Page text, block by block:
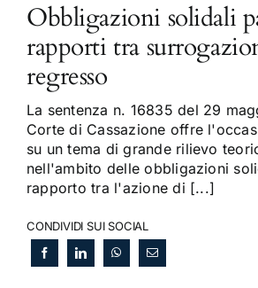
Obbligazioni solidali
rapporti tra
regresso
La sentenza n. 16835 del 29
Corte di Cassazione offre
su un tema di grande rilievo
nell'ambito delle obbligazioni
rapporto tra l'azione di [...]
CONDIVIDI SUI SOCIAL